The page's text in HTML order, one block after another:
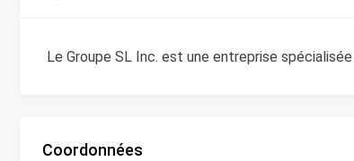
Le Groupe SL Inc. est une entreprise
Coordonnées